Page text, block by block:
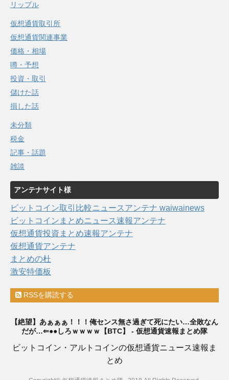
リップル
仮想通貨取引所
仮想通貨関連事業
価格・相場
噂・予想
投資・取引
儲けた話
損した話
未分類
税金
記事・話題
雑談
アンテナサイト様
ビットコイン取引比較ニュースアンテナ waiwainews
ビットコインまとめニュース速報アンテナ
仮想通貨投資まとめ速報アンテナ
仮想通貨アンテナ
まとめの杜
激安特価板
RSSを購読する
【絶望】あぁぁぁ！！！俺センス無さ過ぎて死にたい…全敗なん
だが…⇐●●しろｗｗｗｗ【BTC】 - 仮想通貨速報まとめ隊
ビットコイン・アルトコインの仮想通貨ニュース速報ま
とめ